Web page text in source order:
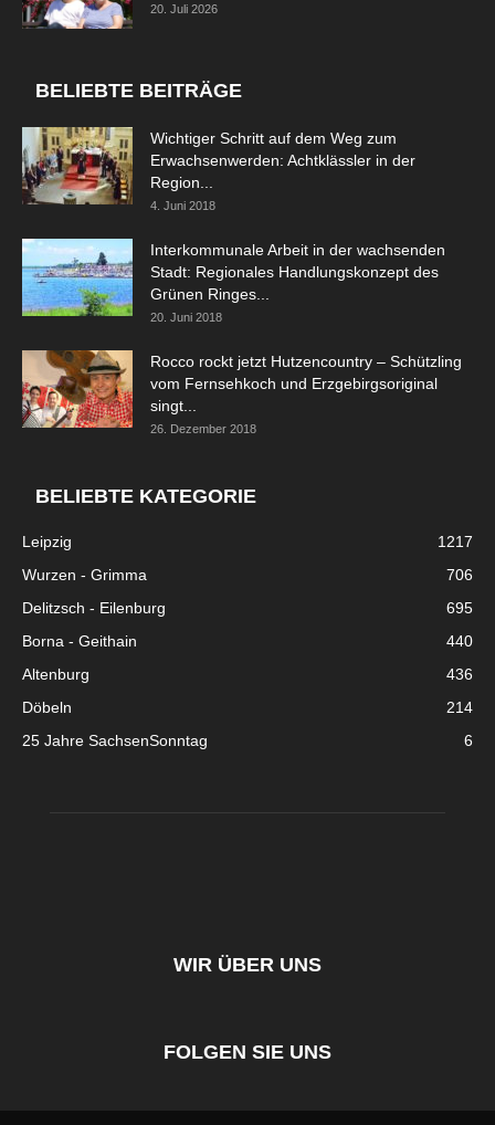
20. Juli 2026
BELIEBTE BEITRÄGE
Wichtiger Schritt auf dem Weg zum
Erwachsenwerden: Achtklässler in der
Region...
4. Juni 2018
Interkommunale Arbeit in der wachsenden
Stadt: Regionales Handlungskonzept des
Grünen Ringes...
20. Juni 2018
Rocco rockt jetzt Hutzencountry – Schützling
vom Fernsehkoch und Erzgebirgsoriginal
singt...
26. Dezember 2018
BELIEBTE KATEGORIE
Leipzig
1217
Wurzen - Grimma
706
Delitzsch - Eilenburg
695
Borna - Geithain
440
Altenburg
436
Döbeln
214
25 Jahre SachsenSonntag
6
WIR ÜBER UNS
FOLGEN SIE UNS